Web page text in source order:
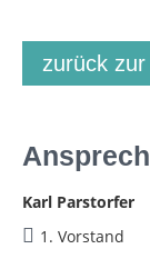
zurück
Karl Parstorfer
1. Vorstand